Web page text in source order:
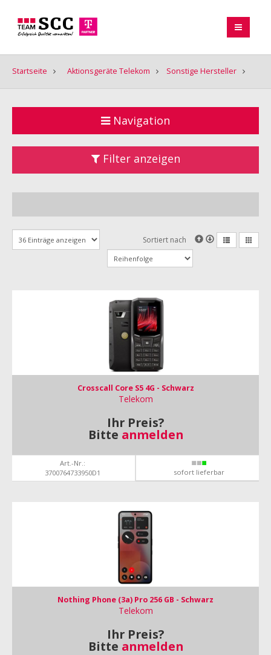
Startseite Aktionsgeräte Telekom Sonstige Hersteller
Navigation
Filter anzeigen
Sortiert nach
Crosscall Core S5 4G - Schwarz
Telekom
Ihr Preis?
Bitte anmelden
Art.-Nr.:
3700764733950D1
sofort lieferbar
Nothing Phone (3a) Pro 256 GB - Schwarz
Telekom
Ihr Preis?
Bitte anmelden